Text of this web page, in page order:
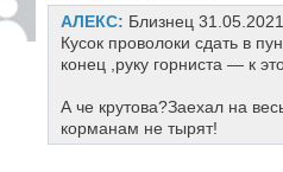
АЛЕКС: Близнец
Кусок проволоки сдать в
конец ,руку горниста — к
А че крутова?Заехал на
корманам не тырят!